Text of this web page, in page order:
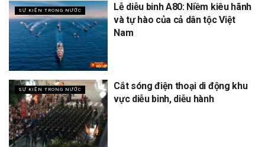
SỰ KIỆN TRONG NƯỚC
Lễ diễu binh A80: Niềm kiêu hãnh
và tự hào của cả dân tộc Việt
Nam
SỰ KIỆN TRONG NƯỚC
Cắt sóng điện thoại di động khu
vực diễu binh, diễu hành